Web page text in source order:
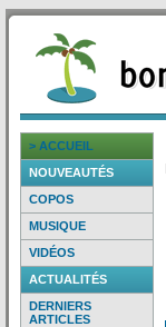
> ACCUEIL
NOUVEAUTÉS
COPOS
MUSIQUE
VIDÉOS
ACTUALITÉS
DERNIERS
ARTICLES